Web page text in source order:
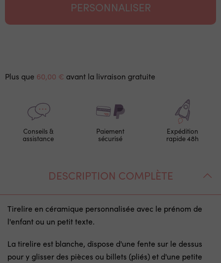
PERSONNALISER
Plus que 60,00 € avant la livraison gratuite
Conseils &
assistance
Paiement
sécurisé
Expédition
rapide 48h
DESCRIPTION COMPLÈTE
Tirelire en céramique personnalisée avec le prénom de
l'enfant ou un petit texte.
La tirelire est blanche, dispose d'une fente sur le dessus
pour y glisser des pièces ou billets (pliés) et d'une petite